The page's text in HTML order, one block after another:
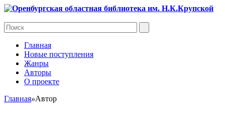
Главная
Новые поступления
Жанры
Авторы
О проекте
Главная»Автор